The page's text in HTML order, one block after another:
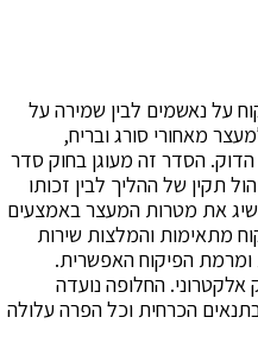
על נאשמים לבין שמירה על
מאחורי סורג ובריח,
הסדר זה מעוגן בחוק סדר
תקין של ההליך לבין זכותו
את מטרות המעצר באמצעים
מתאימות והמלצות שירות
ומרמת הפיקוח האפשרית.
אלקטרוני. החלופה נועדה
הכרחית וכל הפרה עלולה